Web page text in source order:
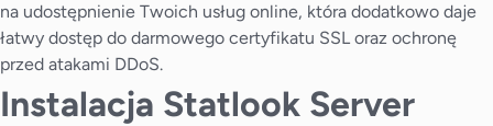
na udostępnienie Twoich usług online, która dodatkowo daje
łatwy dostęp do darmowego certyfikatu SSL oraz ochronę
przed atakami DDoS.
Instalacja Statlook Server